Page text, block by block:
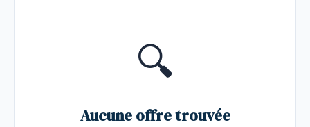
🔍
Aucune offre trouvée